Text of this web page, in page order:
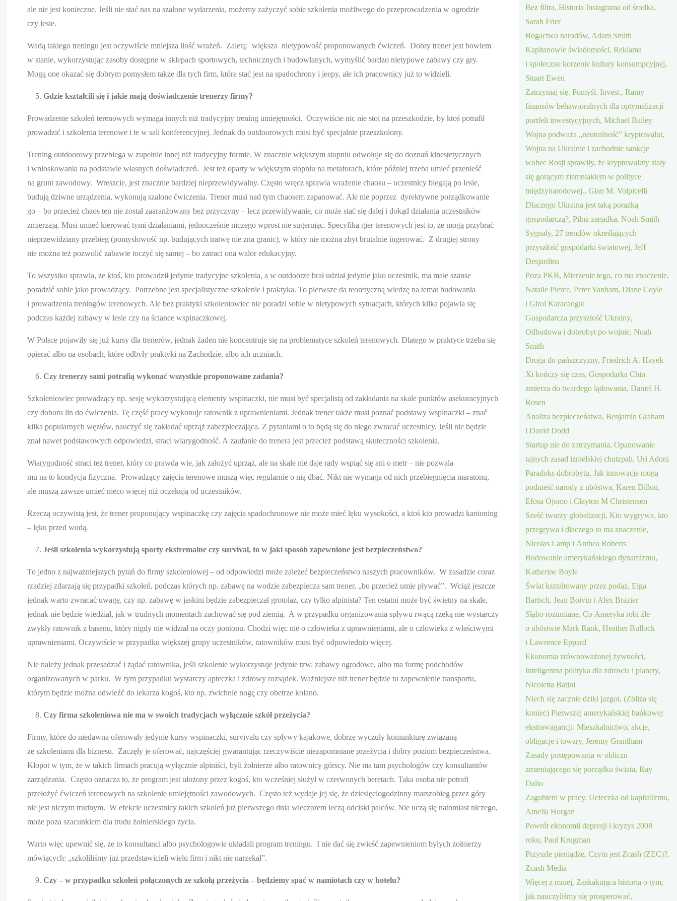
ale nie jest konieczne. Jeśli nie stać nas na szalone wydarzenia, możemy zażyczyć sobie szkolenia możliwego do przeprowadzenia w ogrodzie
czy lesie.
Wadą takiego treningu jest oczywiście mniejsza ilość wrażeń. Zaletą: większa nietypowość proponowanych ćwiczeń. Dobry trener jest bowiem
w stanie, wykorzystując zasoby dostępne w sklepach sportowych, technicznych i budowlanych, wymyślić bardzo nietypowe zabawy czy gry.
Mogą one okazać się dobrym pomysłem także dla tych firm, które stać jest na spadochrony i jeepy, ale ich pracownicy już to widzieli.
Gdzie kształcili się i jakie mają doświadczenie trenerzy firmy?
Prowadzenie szkoleń terenowych wymaga innych niż tradycyjny trening umiejętności. Oczywiście nic nie stoi na przeszkodzie, by ktoś potrafił
prowadzić i szkolenia terenowe i te w sali konferencyjnej. Jednak do outdoorowych musi być specjalnie przeszkolony.
Trening outdoorowy przebiega w zupełnie innej niż tradycyjny formie. W znacznie większym stopniu odwołuje się do doznań kinestetycznych
i wnioskowania na podstawie własnych doświadczeń. Jest też oparty w większym stopniu na metaforach, które później trzeba umieć przenieść
na grunt zawodowy. Wreszcie, jest znacznie bardziej nieprzewidywalny. Często wręcz sprawia wrażenie chaosu – uczestnicy biegają po lesie,
budują dziwne urządzenia, wykonują szalone ćwiczenia. Trener musi nad tym chaosem zapanować. Ale nie poprzez dyrektywne porządkowanie
go – bo przecież chaos ten nie został zaaranżowany bez przyczyny – lecz przewidywanie, co może stać się dalej i dokąd działania uczestników
zmierzają. Musi umieć kierować tymi działaniami, jednocześnie niczego wprost nie sugerując. Specyfiką gier terenowych jest to, że mogą przybrać
nieprzewidziany przebieg (pomysłowość np. budujących tratwę nie zna granic), w który nie można zbyt brutalnie ingerować. Z drugiej strony
nie można też pozwolić zabawie toczyć się samej – bo zatraci ona walor edukacyjny.
To wszystko sprawia, że ktoś, kto prowadził jedynie tradycyjne szkolenia, a w outdoorze brał udział jedynie jako uczestnik, ma małe szanse
poradzić sobie jako prowadzący. Potrzebne jest specjalistyczne szkolenie i praktyka. To pierwsze da teoretyczną wiedzę na temat budowania
i prowadzenia treningów terenowych. Ale bez praktyki szkoleniowiec nie poradzi sobie w nietypowych sytuacjach, których kilka pojawia się
podczas każdej zabawy w lesie czy na ściance wspinaczkowej.
W Polsce pojawiły się już kursy dla trenerów, jednak żaden nie koncentruje się na problematyce szkoleń terenowych. Dlatego w praktyce trzeba się
opierać albo na osobach, które odbyły praktyki na Zachodzie, albo ich uczniach.
Czy trenerzy sami potrafią wykonać wszystkie proponowane zadania?
Szkoleniowiec prowadzący np. sesję wykorzystującą elementy wspinaczki, nie musi być specjalistą od zakładania na skale punktów asekuracyjnych
czy doboru lin do ćwiczenia. Tę część pracy wykonuje ratownik z uprawnieniami. Jednak trener także musi poznać podstawy wspinaczki – znać
kilka popularnych węzłów, nauczyć się zakładać uprząż zabezpieczająca. Z pytaniami o to będą się do niego zwracać uczestnicy. Jeśli nie będzie
znał nawet podstawowych odpowiedzi, straci wiarygodność. A zaufanie do trenera jest przecież podstawą skuteczności szkolenia.
Wiarygodność straci też trener, który co prawda wie, jak założyć uprząż, ale na skale nie daje rady wspiąć się ani o metr – nie pozwala
mu na to kondycja fizyczna. Prowadzący zajęcia terenowe muszą więc regularnie o nią dbać. Nikt nie wymaga od nich przebiegnięcia maratonu,
ale muszą zawsze umieć nieco więcej niż oczekują od uczestników.
Rzeczą oczywistą jest, że trener proponujący wspinaczkę czy zajęcia spadochronowe nie może mieć lęku wysokości, a ktoś kto prowadzi kanioning
– lęku przed wodą.
Jeśli szkolenia wykorzystują sporty ekstremalne czy survival, to w jaki sposób zapewnione jest bezpieczeństwo?
To jedno z najważniejszych pytań do firmy szkoleniowej – od odpowiedzi może zależeć bezpieczeństwo naszych pracowników. W zasadzie coraz
rzadziej zdarzają się przypadki szkoleń, podczas których np. zabawę na wodzie zabezpiecza sam trener, „bo przecież umie pływać”. Wciąż jeszcze
jednak warto zwracać uwagę, czy np. zabawę w jaskini będzie zabezpieczał grotołaz, czy tylko alpinista? Ten ostatni może być świetny na skale,
jednak nie będzie wiedział, jak w trudnych momentach zachować się pod ziemią. A w przypadku organizowania spływu rwącą rzeką nie wystarczy
zwykły ratownik z basenu, który nigdy nie widział na oczy pontonu. Chodzi więc nie o człowieka z uprawnieniami, ale o człowieka z właściwymi
uprawnieniami. Oczywiście w przypadku większej grupy uczestników, ratowników musi być odpowiednio więcej.
Nie należy jednak przesadzać i żądać ratownika, jeśli szkolenie wykorzystuje jedynie tzw. zabawy ogrodowe, albo ma formę podchodów
organizowanych w parku. W tym przypadku wystarczy apteczka i zdrowy rozsądek. Ważniejsze niż trener będzie tu zapewnienie transportu,
którym będzie można odwieźć do lekarza kogoś, kto np. zwichnie nogę czy obetrze kolano.
Czy firma szkoleniowa nie ma w swoich tradycjach wyłącznie szkół przeżycia?
Firmy, które do niedawna oferowały jedynie kursy wspinaczki, survivalu czy spływy kajakowe, dobrze wyczuły koniunkturę związaną
ze szkoleniami dla biznesu. Zaczęły je oferować, najczęściej gwarantując rzeczywiście niezapomniane przeżycia i dobry poziom bezpieczeństwa.
Kłopot w tym, że w takich firmach pracują wyłącznie alpiniści, byli żołnierze albo ratownicy górscy. Nie ma tam psychologów czy konsultantów
zarządzania. Często oznacza to, że program jest ułożony przez kogoś, kto wcześniej służył w czerwonych beretach. Taka osoba nie potrafi
przełożyć ćwiczeń terenowych na szkolenie umiejętności zawodowych. Często też wydaje jej się, że dziesięciogodzinny marszobieg przez góry
nie jest niczym trudnym. W efekcie uczestnicy takich szkoleń już pierwszego dnia wieczorem leczą odciski palców. Nie uczą się natomiast niczego,
może poza szacunkiem dla trudu żołnierskiego życia.
Warto więc upewnić się, że to konsultanci albo psychologowie układali program treningu. I nie dać się zwieść zapewnieniom byłych żołnierzy
mówiących: „szkoliliśmy już przedstawicieli wielu firm i nikt nie narzekał”.
Czy – w przypadku szkoleń połączonych ze szkołą przeżycia – będziemy spać w namiotach czy w hotelu?
Bez filtra, Historia Instagrama od środka,
Sarah Frier
Bogactwo narodów, Adam Smith
Kapitanowie świadomości, Reklama
i społeczne korzenie kultury konsumpcyjnej,
Stuart Ewen
Zatrzymaj się. Pomyśl. Invest., Ramy
finansów behawioralnych dla optymalizacji
portfeli inwestycyjnych, Michael Bailey
Wojna podważa „neutralność” kryptowalut,
Wojna na Ukrainie i zachodnie sankcje
wobec Rosji sprawiły, że kryptowaluty stały
się gorącym ziemniakiem w polityce
międzynarodowej., Gian M. Volpicelli
Dlaczego Ukraina jest taką porażką
gospodarczą?, Pilna zagadka, Noah Smith
Sygnały, 27 trendów określających
przyszłość gospodarki światowej, Jeff
Desjardins
Poza PKB, Mierzenie tego, co ma znaczenie,
Natalie Pierce, Peter Vanham, Diane Coyle
i Girol Karacaoglu
Gospodarcza przyszłość Ukrainy,
Odbudowa i dobrobyt po wojnie, Noah
Smith
Droga do pańszczyzny, Friedrich A. Hayek
Xi kończy się czas, Gospodarka Chin
zmierza do twardego lądowania, Daniel H.
Rosen
Analiza bezpieczeństwa, Benjamin Graham
i David Dodd
Startup nie do zatrzymania, Opanowanie
tajnych zasad izraelskiej chutzpah, Uri Adoni
Paradoks dobrobytu, Jak innowacje mogą
podnieść narody z ubóstwa, Karen Dillon,
Efosa Ojomo i Clayton M Christensen
Sześć twarzy globalizacji, Kto wygrywa, kto
przegrywa i dlaczego to ma znaczenie,
Nicolas Lamp i Anthea Roberts
Budowanie amerykańskiego dynamizmu,
Katherine Boyle
Świat kształtowany przez podaż, Elga
Bartsch, Jean Boivin i Alex Brazier
Słabo rozumiane, Co Ameryka robi źle
o ubóstwie Mark Rank, Heather Bullock
i Lawrence Eppard
Ekonomia zrównoważonej żywności,
Inteligentna polityka dla zdrowia i planety,
Nicoletta Batini
Niech się zacznie dziki jazgot, (Zbliża się
koniec) Pierwszej amerykańskiej bańkowej
ekstrawagancji: Mieszkalnictwo, akcje,
obligacje i towary, Jeremy Grantham
Zasady postępowania w obliczu
zmieniającego się porządku świata, Ray
Dalio
Zagubieni w pracy, Ucieczka od kapitalizmu,
Amelia Horgan
Powrót ekonomii depresji i kryzys 2008
roku, Paul Krugman
Przyszłe pieniądze, Czym jest Zcash (ZEC)?,
Zcash Media
Więcej z mniej, Zaskakująca historia o tym,
jak nauczyliśmy się prosperować,